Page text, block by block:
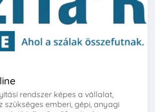
rendszer képes a vállalat,
szükséges emberi, gépi, anyagi